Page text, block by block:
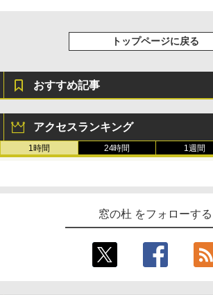
￥39,980
き、グラファイト
￥115,980
トップページに戻る
おすすめ記事
アクセスランキング
1時間 24時間 1週間
窓の杜 をフォローする